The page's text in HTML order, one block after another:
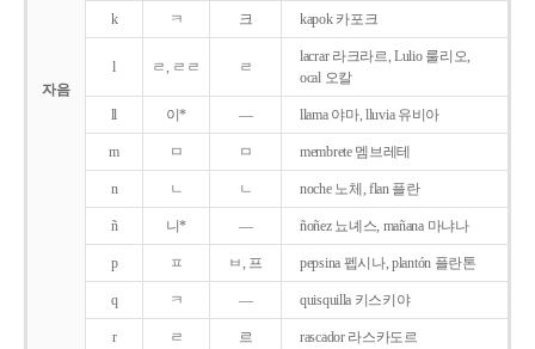
자음
k ㅋ 크 kapok 카포크
l ㄹ, ㄹㄹ ㄹ
lacrar 라크라르, Lulio 룰리오,
ocal 오칼
ll 이* ― llama 야마, lluvia 유비아
m ㅁ ㅁ membrete 멤브레테
n ㄴ ㄴ noche 노체, flan 플란
ñ 니* ― ñoñez 뇨녜스, mañana 마냐나
p ㅍ ㅂ, 프 pepsina 펩시나, plantón 플란톤
q ㅋ ― quisquilla 키스키야
r ㄹ 르 rascador 라스카도르